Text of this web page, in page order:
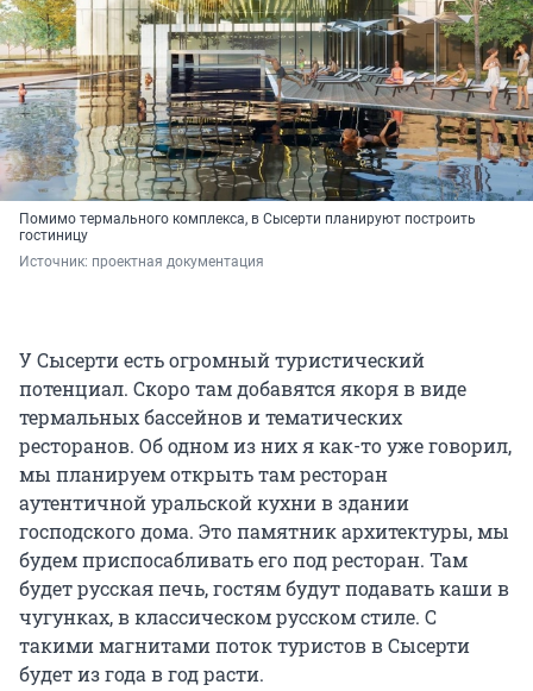
Помимо термального комплекса, в Сысерти планируют построить
гостиницу
Источник: проектная документация
У Сысерти есть огромный туристический
потенциал. Скоро там добавятся якоря в виде
термальных бассейнов и тематических
ресторанов. Об одном из них я как-то уже говорил,
мы планируем открыть там ресторан
аутентичной уральской кухни в здании
господского дома. Это памятник архитектуры, мы
будем приспосабливать его под ресторан. Там
будет русская печь, гостям будут подавать каши в
чугунках, в классическом русском стиле. С
такими магнитами поток туристов в Сысерти
будет из года в год расти.